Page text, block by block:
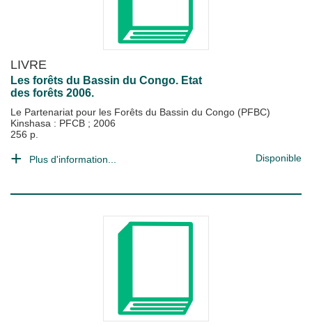
LIVRE
Les forêts du Bassin du Congo. Etat
des forêts 2006.
Le Partenariat pour les Forêts du Bassin du Congo (PFBC)
Kinshasa : PFCB ; 2006
256 p.
Plus d'information... Disponible